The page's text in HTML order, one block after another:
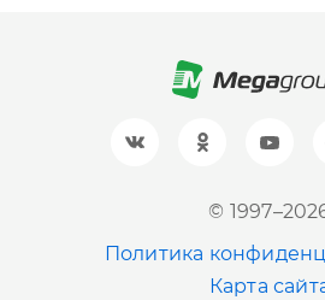
©
Политика
Карта
+7 (961) 999-93-93
+7 (383) 207-80-51